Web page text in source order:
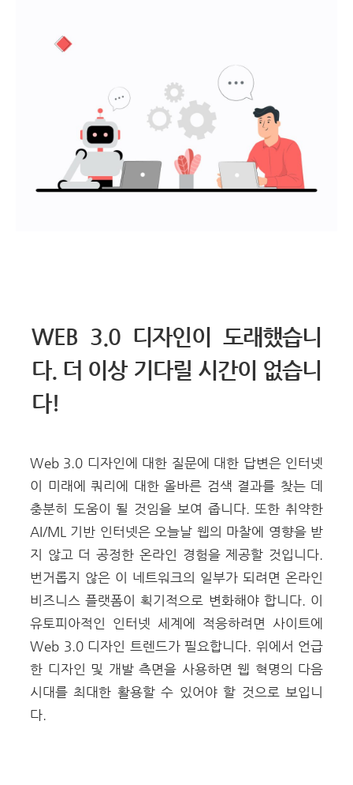
WEB 3.0 디자인이 도래했습니
다. 더 이상 기다릴 시간이 없습니
다!
Web 3.0 디자인에 대한 질문에 대한 답변은 인터넷
이 미래에 쿼리에 대한 올바른 검색 결과를 찾는 데
충분히 도움이 될 것임을 보여 줍니다. 또한 취약한
AI/ML 기반 인터넷은 오늘날 웹의 마찰에 영향을 받
지 않고 더 공정한 온라인 경험을 제공할 것입니다.
번거롭지 않은 이 네트워크의 일부가 되려면 온라인
비즈니스 플랫폼이 획기적으로 변화해야 합니다. 이
유토피아적인 인터넷 세계에 적응하려면 사이트에
Web 3.0 디자인 트렌드가 필요합니다. 위에서 언급
한 디자인 및 개발 측면을 사용하면 웹 혁명의 다음
시대를 최대한 활용할 수 있어야 할 것으로 보입니
다.